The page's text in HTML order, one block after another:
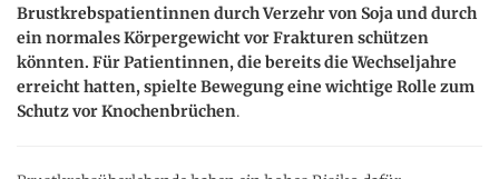
Brustkrebspatientinnen durch Verzehr von Soja und durch
ein normales Körpergewicht vor Frakturen schützen
könnten. Für Patientinnen, die bereits die Wechseljahre
erreicht hatten, spielte Bewegung eine wichtige Rolle zum
Schutz vor Knochenbrüchen.